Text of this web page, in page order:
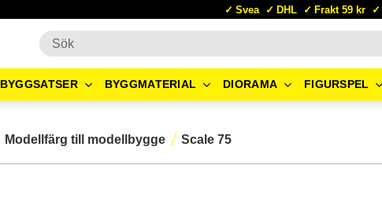
Svea DHL Frakt 59 kr
BYGGSATSER BYGGMATERIAL DIORAMA FIGURSPEL
Modellfärg till modellbygge Scale 75